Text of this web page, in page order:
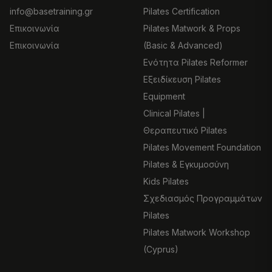
info@basetraining.gr
Επικοινωνία
Επικοινωνία
Pilates Certification
Pilates Matwork & Props
(Basic & Advanced)
Ενότητα Pilates Reformer
Εξειδίκευση Pilates
Equipment
Clinical Pilates |
Θεραπευτικό Pilates
Pilates Movement Foundation
Pilates & Εγκυμοσύνη
Kids Pilates
Σχεδιασμός Προγραμμάτων
Pilates
Pilates Matwork Workshop
(Cyprus)